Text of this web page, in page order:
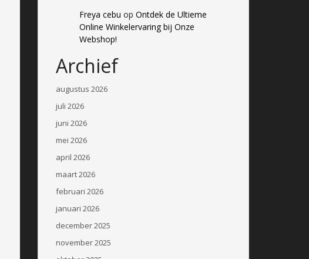
Freya cebu op Ontdek de Ultieme
Online Winkelervaring bij Onze
Webshop!
Archief
augustus 2026
juli 2026
juni 2026
mei 2026
april 2026
maart 2026
februari 2026
januari 2026
december 2025
november 2025